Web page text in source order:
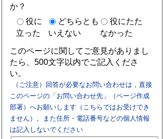
か？
役に
立った
どちらとも
いえない
役にたた
なかった
このページに関してご意見がありまし
たら、500文字以内でご記入くださ
い。
（ご注意）回答が必要なお問い合わせは，直接
このページの「お問い合わせ先」（ページ作成
部署）へお願いします（こちらではお受けでき
ません）。また住所・電話番号などの個人情報
は記入しないでください